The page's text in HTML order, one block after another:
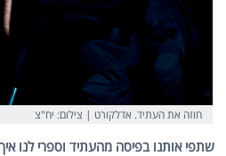
חוזה את העתיד. אדלקורט | צילום: יח"צ
שתפי אותנו בפיסה מהעתיד וספרי לנו